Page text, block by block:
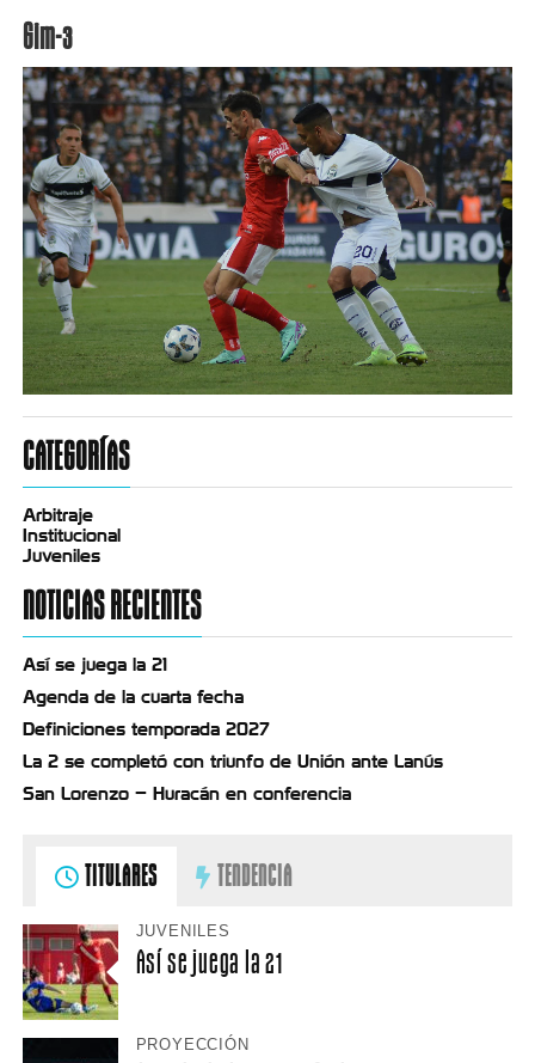
Gim-3
CATEGORÍAS
Arbitraje
Institucional
Juveniles
NOTICIAS RECIENTES
Así se juega la 21
Agenda de la cuarta fecha
Definiciones temporada 2027
La 2 se completó con triunfo de Unión ante Lanús
San Lorenzo – Huracán en conferencia
TITULARES TENDENCIA
JUVENILES
Así se juega la 21
PROYECCIÓN